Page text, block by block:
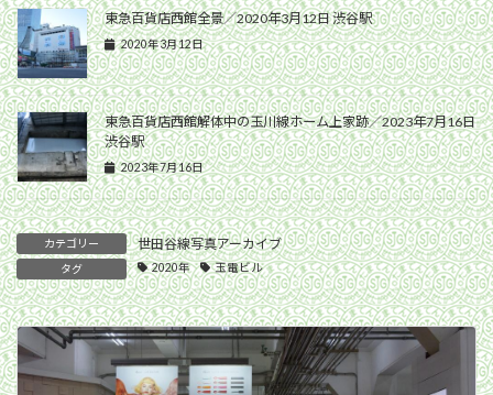
東急百貨店西館全景／2020年3月12日 渋谷駅
2020年3月12日
東急百貨店西館解体中の玉川線ホーム上家跡／2023年7月16日
渋谷駅
2023年7月16日
カテゴリー 世田谷線写真アーカイブ
タグ 2020年 玉電ビル